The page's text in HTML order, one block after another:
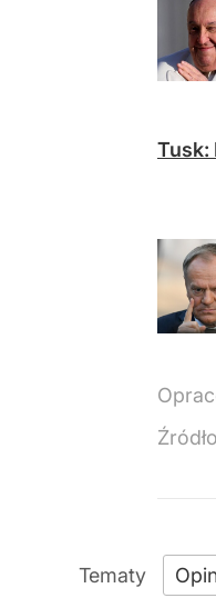
Tusk: